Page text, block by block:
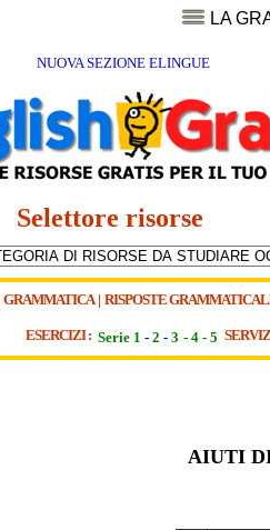
LA
NUOVA SEZIONE ELINGUE
Selettore risorse
GRAMMATICA| RISPOSTE
ESERCIZI : Serie 1 - 2 - 3 - 4 - 5
AIUTI